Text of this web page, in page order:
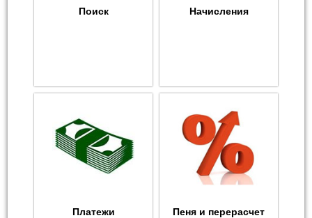
Поиск Начисления
Платежи Пеня и перерасчет